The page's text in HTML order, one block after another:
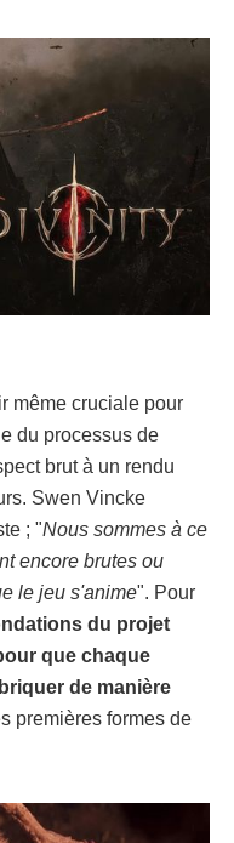
même cruciale pour
du processus de
brut à un rendu
Swen Vincke
; "Nous sommes à ce
encore brutes ou
le jeu s'anime". Pour
du projet
que chaque
de manière
premières formes de